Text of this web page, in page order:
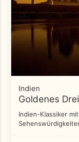
Indien
Goldenes
Indien-Klassiker